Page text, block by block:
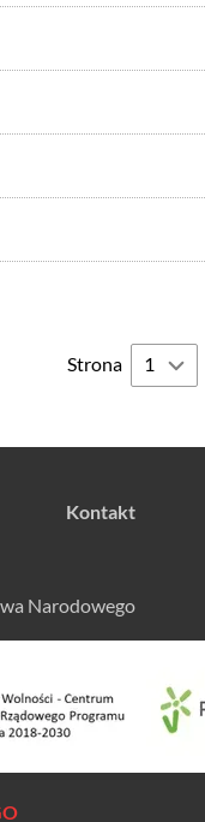
Strona
Kontakt
Narodowego